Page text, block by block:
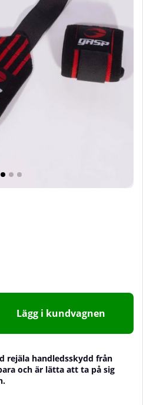
Lägg i kundvagnen
rejäla handledsskydd från
och är lätta att ta på sig